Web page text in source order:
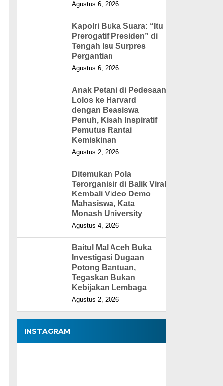
Agustus 6, 2026
Kapolri Buka Suara: “Itu
Prerogatif Presiden” di
Tengah Isu Surpres
Pergantian
Agustus 6, 2026
Anak Petani di Pedesaan
Lolos ke Harvard
dengan Beasiswa
Penuh, Kisah Inspiratif
Pemutus Rantai
Kemiskinan
Agustus 2, 2026
Ditemukan Pola
Terorganisir di Balik Viral
Kembali Video Demo
Mahasiswa, Kata
Monash University
Agustus 4, 2026
Baitul Mal Aceh Buka
Investigasi Dugaan
Potong Bantuan,
Tegaskan Bukan
Kebijakan Lembaga
Agustus 2, 2026
INSTAGRAM